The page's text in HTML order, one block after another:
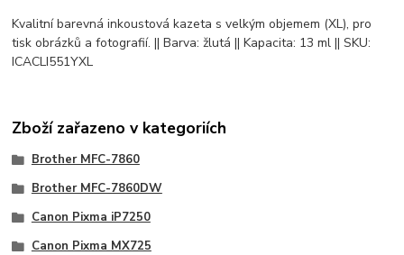
Kvalitní barevná inkoustová kazeta s velkým objemem (XL), pro
tisk obrázků a fotografií. || Barva: žlutá || Kapacita: 13 ml || SKU:
ICACLI551YXL
Zboží zařazeno v kategoriích
Brother MFC-7860
Brother MFC-7860DW
Canon Pixma iP7250
Canon Pixma MX725